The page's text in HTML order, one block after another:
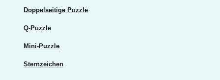
Doppelseitige Puzzle
Q-Puzzle
Mini-Puzzle
Sternzeichen